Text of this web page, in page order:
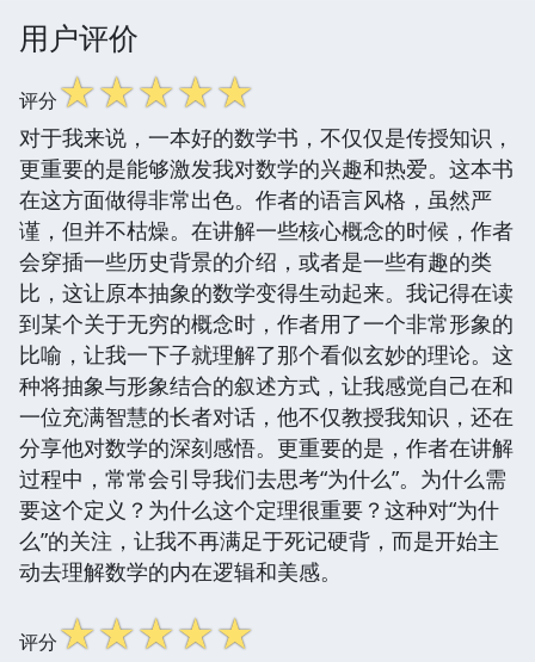
用户评价
评分☆☆☆☆☆
对于我来说，一本好的数学书，不仅仅是传授知识，
更重要的是能够激发我对数学的兴趣和热爱。这本书
在这方面做得非常出色。作者的语言风格，虽然严
谨，但并不枯燥。在讲解一些核心概念的时候，作者
会穿插一些历史背景的介绍，或者是一些有趣的类
比，这让原本抽象的数学变得生动起来。我记得在读
到某个关于无穷的概念时，作者用了一个非常形象的
比喻，让我一下子就理解了那个看似玄妙的理论。这
种将抽象与形象结合的叙述方式，让我感觉自己在和
一位充满智慧的长者对话，他不仅教授我知识，还在
分享他对数学的深刻感悟。更重要的是，作者在讲解
过程中，常常会引导我们去思考“为什么”。为什么需
要这个定义？为什么这个定理很重要？这种对“为什
么”的关注，让我不再满足于死记硬背，而是开始主
动去理解数学的内在逻辑和美感。
评分☆☆☆☆☆